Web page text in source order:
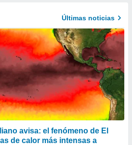
Últimas noticias
avisa: el fenómeno de El
de calor más intensas a